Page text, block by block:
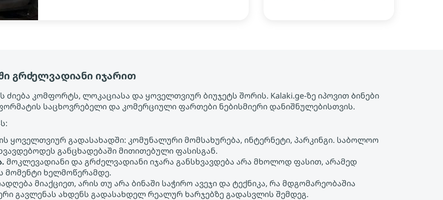
გრძელვადიანი იჯარით
კომფორტს, ლოკაციასა და ყოველთვიურ ბიუჯეტს შორის. Kalaki.ge-ზე იპოვით Ბინები
საცხოვრებელი და კომერციული ფართები ნებისმიერი დანიშნულებისთვის.
ყოველთვიურ გადასახადში: კომუნალური მომსახურება, ინტერნეტი, პარკინგი. საბოლოო
განცხადებაში მითითებული ფასისგან.
მოკლევადიანი და გრძელვადიანი იჯარა განსხვავდება არა მხოლოდ ფასით, არამედ
მომენტი ხელმოწერამდე.
მიაქციეთ, არის თუ არა ბინაში საჭირო ავეჯი და ტექნიკა, რა მდგომარეობაშია
გავლენას ახდენს გადასახდელ რეალურ ხარჯებზე გადასვლის შემდეგ.